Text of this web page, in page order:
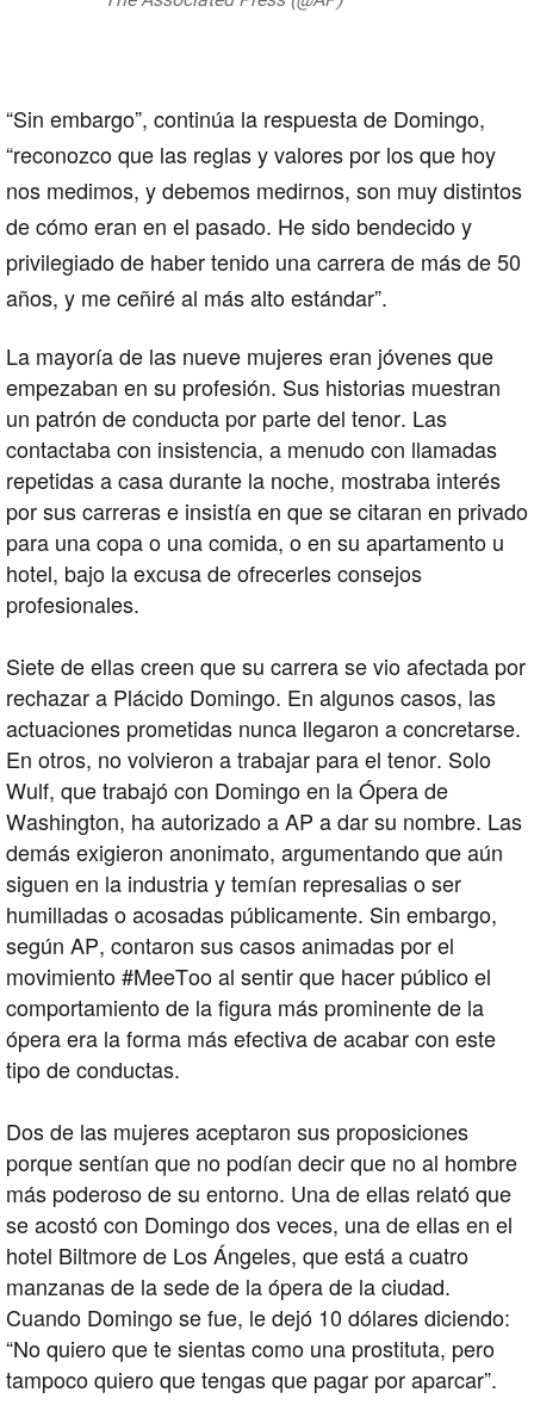
“Sin embargo”, continúa la respuesta de Domingo,
“reconozco que las reglas y valores por los que hoy
nos medimos, y debemos medirnos, son muy distintos
de cómo eran en el pasado. He sido bendecido y
privilegiado de haber tenido una carrera de más de 50
años, y me ceñiré al más alto estándar”.
La mayoría de las nueve mujeres eran jóvenes que
empezaban en su profesión. Sus historias muestran
un patrón de conducta por parte del tenor. Las
contactaba con insistencia, a menudo con llamadas
repetidas a casa durante la noche, mostraba interés
por sus carreras e insistía en que se citaran en privado
para una copa o una comida, o en su apartamento u
hotel, bajo la excusa de ofrecerles consejos
profesionales.
Siete de ellas creen que su carrera se vio afectada por
rechazar a Plácido Domingo. En algunos casos, las
actuaciones prometidas nunca llegaron a concretarse.
En otros, no volvieron a trabajar para el tenor. Solo
Wulf, que trabajó con Domingo en la Ópera de
Washington, ha autorizado a AP a dar su nombre. Las
demás exigieron anonimato, argumentando que aún
siguen en la industria y temían represalias o ser
humilladas o acosadas públicamente. Sin embargo,
según AP, contaron sus casos animadas por el
movimiento #MeeToo al sentir que hacer público el
comportamiento de la figura más prominente de la
ópera era la forma más efectiva de acabar con este
tipo de conductas.
Dos de las mujeres aceptaron sus proposiciones
porque sentían que no podían decir que no al hombre
más poderoso de su entorno. Una de ellas relató que
se acostó con Domingo dos veces, una de ellas en el
hotel Biltmore de Los Ángeles, que está a cuatro
manzanas de la sede de la ópera de la ciudad.
Cuando Domingo se fue, le dejó 10 dólares diciendo:
“No quiero que te sientas como una prostituta, pero
tampoco quiero que tengas que pagar por aparcar”.